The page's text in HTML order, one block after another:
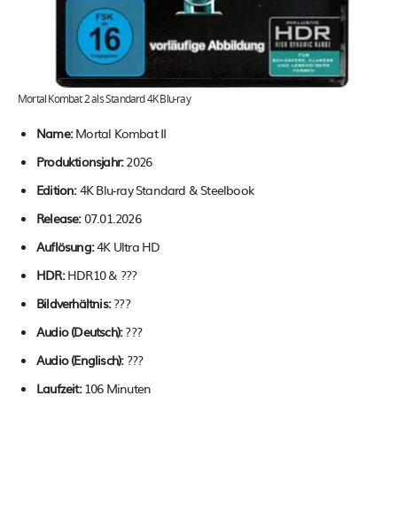
Mortal Kombat 2 als Standard 4K Blu-ray
Name:Mortal Kombat II
Produktionsjahr:2026
Edition:4K Blu-ray Standard & Steelbook
Release:07.01.2026
Auflösung:4K Ultra HD
HDR:HDR10 & ???
Bildverhältnis:???
Audio (Deutsch):???
Audio (Englisch): ???
Laufzeit:106 Minuten